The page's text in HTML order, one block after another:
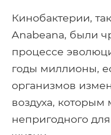
Кинобактерии,
Anabeana, были
процессе
годы миллионы,
организмов
воздуха,
непригодного